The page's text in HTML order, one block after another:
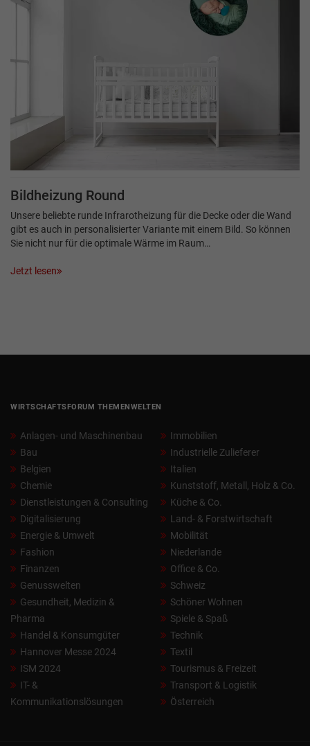
Bildheizung Round
Unsere beliebte runde Infrarotheizung für die Decke oder die Wand
gibt es auch in personalisierter Variante mit einem Bild. So können
Sie nicht nur für die optimale Wärme im Raum…
Jetzt lesen
WIRTSCHAFTSFORUM THEMENWELTEN
Anlagen- und Maschinenbau
Bau
Belgien
Chemie
Dienstleistungen & Consulting
Digitalisierung
Energie & Umwelt
Fashion
Finanzen
Genusswelten
Gesundheit, Medizin &
Pharma
Handel & Konsumgüter
Hannover Messe 2024
ISM 2024
IT- &
Kommunikationslösungen
Immobilien
Industrielle Zulieferer
Italien
Kunststoff, Metall, Holz & Co.
Küche & Co.
Land- & Forstwirtschaft
Mobilität
Niederlande
Office & Co.
Schweiz
Schöner Wohnen
Spiele & Spaß
Technik
Textil
Tourismus & Freizeit
Transport & Logistik
Österreich